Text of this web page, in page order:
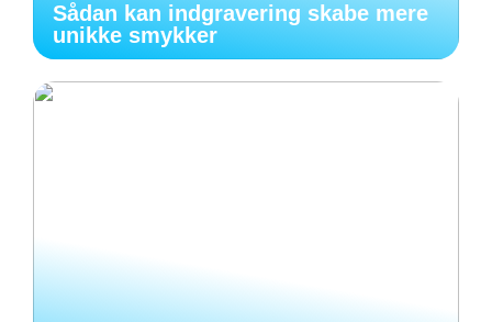
Sådan kan indgravering skabe mere
unikke smykker